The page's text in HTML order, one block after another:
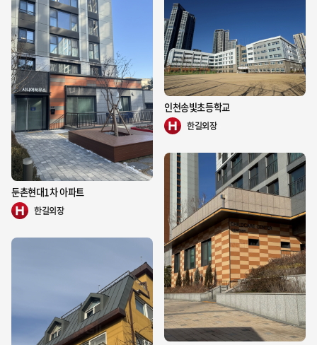
인천송빛초등학교
한길외장
둔촌현대1차 아파트
한길외장